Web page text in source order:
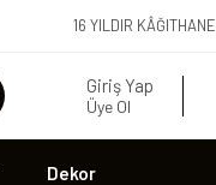
16 YILDIR KÂĞITHANE
Giriş Yap
Üye Ol
Dekor